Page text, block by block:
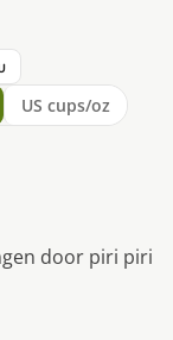
US cups/oz
door piri piri